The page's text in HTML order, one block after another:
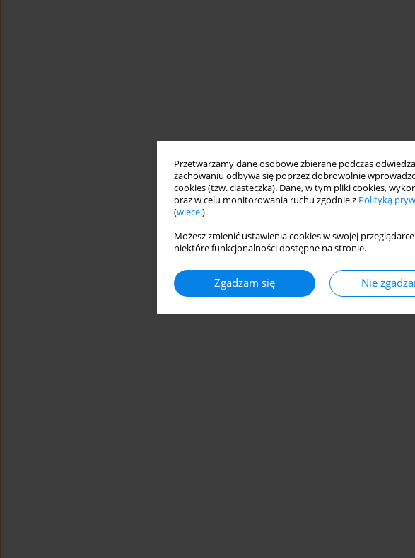
Przetwarzamy dane osobowe zbierane podczas
zachowaniu odbywa się poprzez dobrowolnie
cookies (tzw. ciasteczka). Dane, w tym pliki cookies,
oraz w celu monitorowania ruchu zgodnie z Polityką
(więcej).
Możesz zmienić ustawienia cookies w swojej
niektóre funkcjonalności dostępne na stronie.
Zgadzam się Nie